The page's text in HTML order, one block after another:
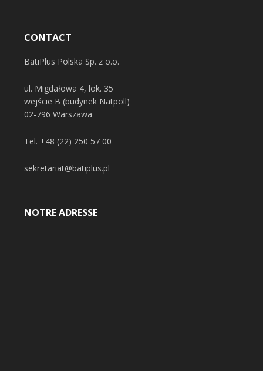
CONTACT
BatiPlus Polska Sp. z o.o.
ul. Migdałowa 4, lok. 35
wejście B (budynek Natpoll)
02-796 Warszawa
Tel. +48 (22) 250 57 00
sekretariat@batiplus.pl
NOTRE ADRESSE